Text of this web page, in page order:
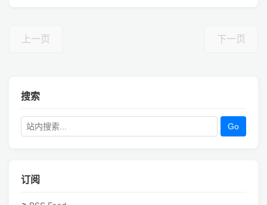
上一页 下一页
搜索
Go
订阅